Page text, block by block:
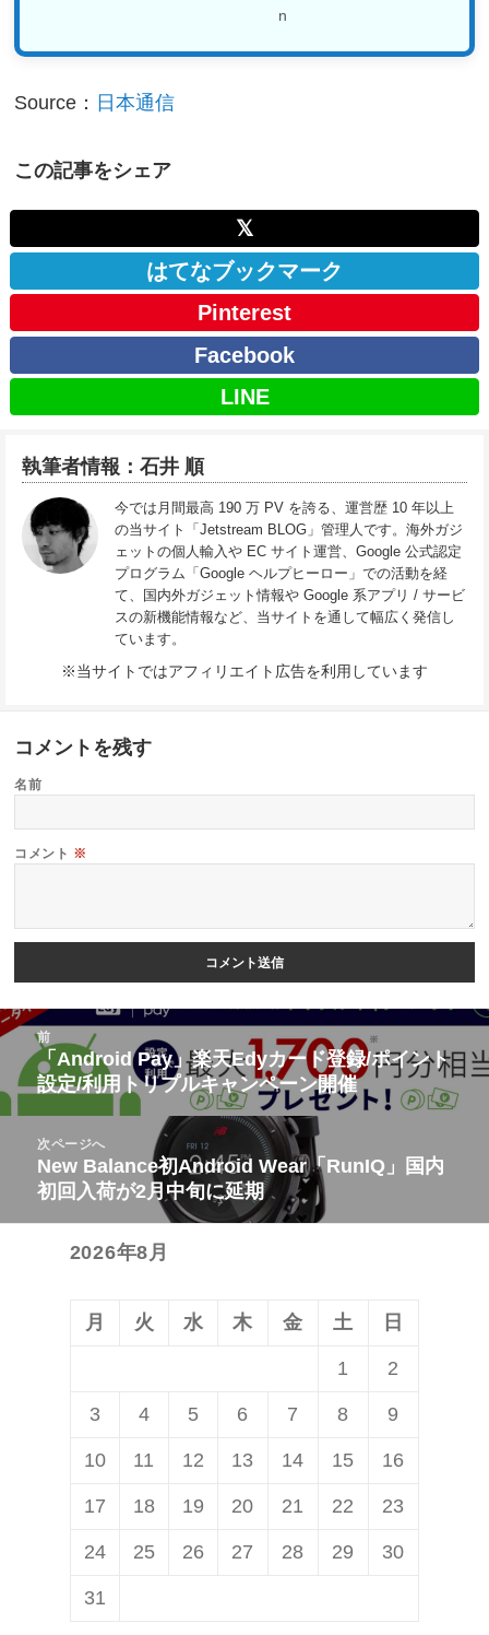
Source： 日本通信
この記事をシェア
𝕏
はてなブックマーク
Pinterest
Facebook
LINE
執筆者情報：石井 順
今では月間最高 190 万 PV を誇る、運営歴 10 年以上
の当サイト「Jetstream BLOG」管理人です。海外ガジ
ェットの個人輸入や EC サイト運営、Google 公式認定
プログラム「Google ヘルプヒーロー」での活動を経
て、国内外ガジェット情報や Google 系アプリ / サービ
スの新機能情報など、当サイトを通して幅広く発信し
ています。
※当サイトではアフィリエイト広告を利用しています
コメントを残す
名前
コメント ※
投
ナ
ビ
前
前
の
投
稿:
「Android Pay」楽天Edyカード登録/ポイント
設定/利用トリプルキャンペーン開催
次ページへ
次
の
New Balance初Android Wear「RunIQ」国内
初回入荷が2月中旬に延期
2026年8月
月 火 水 木 金 土 日
1 2
3 4 5 6 7 8 9
10 11 12 13 14 15 16
17 18 19 20 21 22 23
24 25 26 27 28 29 30
31